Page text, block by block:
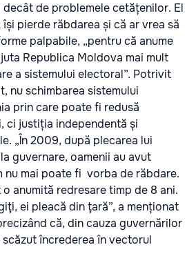
de problemele cetățenilor. El
pierde răbdarea și că ar vrea să
palpabile, „pentru că anume
Republica Moldova mai mult
a sistemului electoral”. Potrivit
nu schimbarea sistemului
prin care poate fi redusă
ci justiția independentă și
„În 2009, după plecarea lui
guvernare, oamenii au avut
nu mai poate fi vorba de răbdare.
anumită redresare timp de 8 ani.
ei pleacă din ţară”, a menționat
că, din cauza guvernărilor
încrederea în vectorul